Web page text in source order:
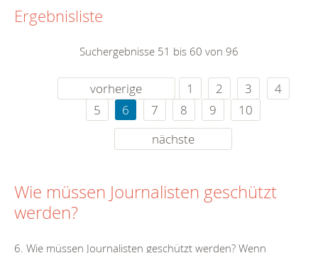
Ergebnisliste
Suchergebnisse 51 bis 60 von 96
vorherige 1 2 3
4
5
6 7 8 9
10
nächste
Wie müssen Journalisten geschützt
werden?
6. Wie müssen Journalisten geschützt werden? Wenn